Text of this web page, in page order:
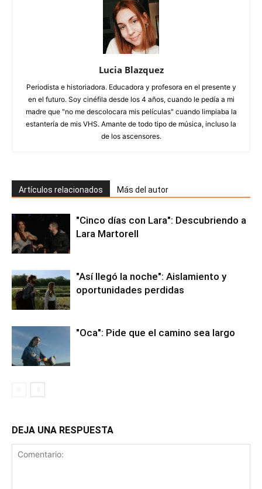
Lucia Blazquez
Periodista e historiadora. Educadora y profesora en el presente y
en el futuro. Soy cinéfila desde los 4 años, cuando le pedía a mi
madre que "no me descolocara mis películas" cuando limpiaba la
estantería de mis VHS. Amante de todo tipo de música, incluso la
de los ascensores.
Artículos relacionados Más del autor
"Cinco días con Lara": Descubriendo a
Lara Martorell
"Así llegó la noche": Aislamiento y
oportunidades perdidas
"Oca": Pide que el camino sea largo
DEJA UNA RESPUESTA